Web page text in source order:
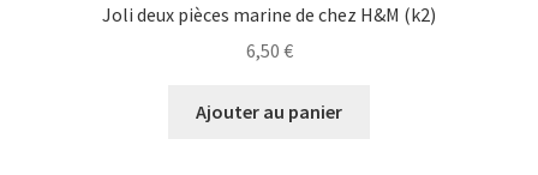
Joli deux pièces marine de chez H&M (k2)
6,50 €
Ajouter au panier